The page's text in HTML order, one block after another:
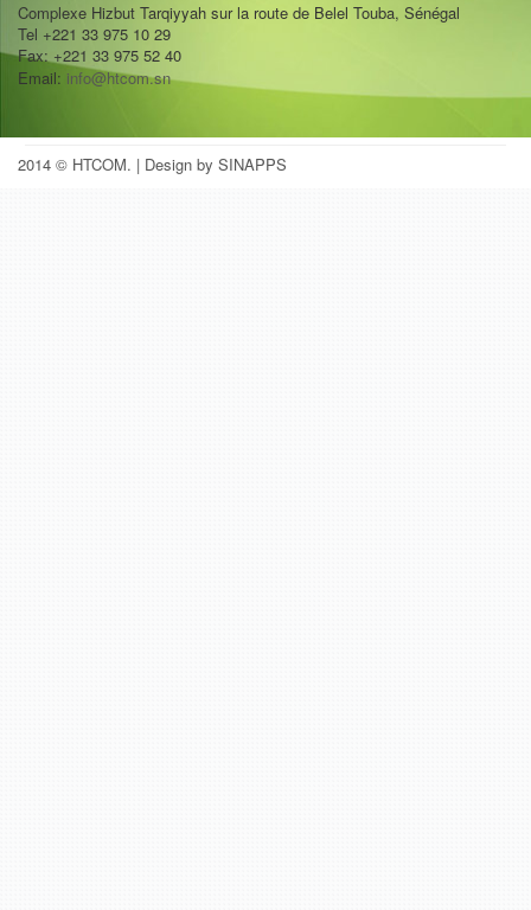
Complexe Hizbut Tarqiyyah sur la route de Belel Touba, Sénégal
Tel +221 33 975 10 29
Fax: +221 33 975 52 40
Email: info@htcom.sn
2014 © HTCOM. | Design by SINAPPS